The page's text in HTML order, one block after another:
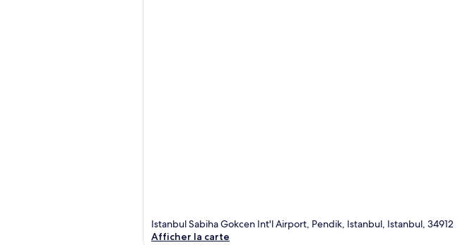
Istanbul Sabiha Gokcen Int'l Airport, Pendik, Istanbul, Istanbul, 34912
Afficher la carte